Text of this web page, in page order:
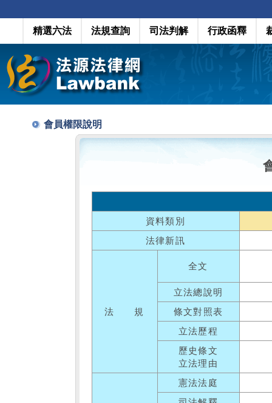
精選六法 法規查詢 司法判解 行政函釋
會員權限說明
資料類別
法律新訊
法 規
全文
立法總說明
條文對照表
立法歷程
歷史條文
立法理由
憲法法庭